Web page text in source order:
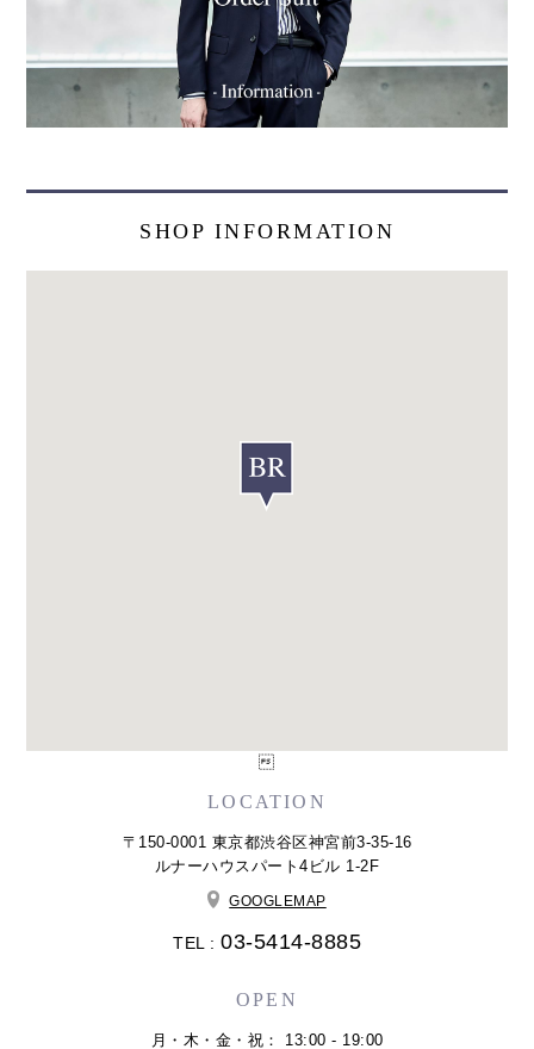
SHOP INFORMATION
LOCATION
〒150-0001 東京都渋谷区神宮前3-35-16
ルナーハウスパート4ビル 1-2F
GOOGLEMAP
TEL : 03-5414-8885
OPEN
月・木・金・祝： 13:00 - 19:00